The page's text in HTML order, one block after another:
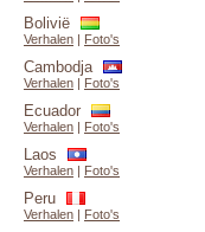
Bolivië
Verhalen | Foto's
Cambodja
Verhalen | Foto's
Ecuador
Verhalen | Foto's
Laos
Verhalen | Foto's
Peru
Verhalen | Foto's